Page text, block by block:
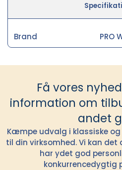
Brand PRO
Få vores
information om
andet
Kæmpe udvalg i klassiske
til din virksomhed. Vi kan
har ydet god
konkurrencedygtig